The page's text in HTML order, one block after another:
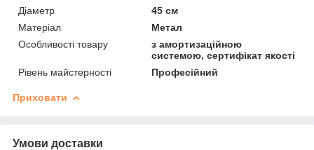
Діаметр
45 см
Матеріал
Метал
Особливості товару
з амортизаційною
системою, сертифікат якості
Рівень майстерності
Професійний
Приховати
Умови доставки